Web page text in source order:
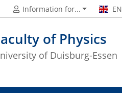
of Physics
of Duisburg-Essen
Information for... EN